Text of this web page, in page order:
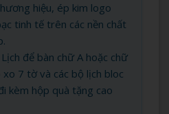
hiệu, ép kim logo
tinh tế trên các nền chất
Lịch để bàn chữ A hoặc chữ
7 tờ và các bộ lịch bloc
kèm hộp quà tặng cao